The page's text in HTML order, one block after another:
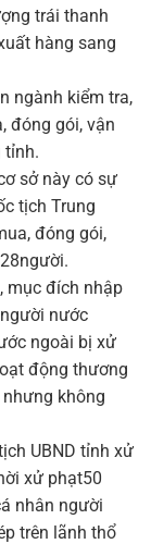
trái thanh
hàng sang
ngành kiểm tra,
đóng gói, vận
tỉnh.
sở này có sự
tịch Trung
đóng gói,
mục đích nhập
nước
ngoài bị xử
động thương
không
UBND tỉnh xử
xử phạt50
nhân người
trên lãnh thổ